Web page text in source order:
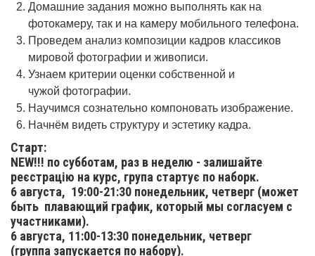
Домашние задания можно выполнять как на
фотокамеру, так и на камеру мобильного телефона.
Проведем анализ композиции кадров классиков
мировой фотографии и живописи.
Узнаем критерии оценки собственной и
чужой фотографии.
Научимся сознательно компоновать изображение.
Начнём видеть структуру и эстетику кадра.
Старт:
NEW!!! по субботам, раз в неделю - залишайте
реєстрацію на курс, група стартує по наборк.
6 августа, 19:00-21:30 понедельник, четверг (может
быть плавающий график, который мы согласуем с
участниками).
6 августа, 11:00-13:30 понедельник, четверг
(группа запускается по набору).